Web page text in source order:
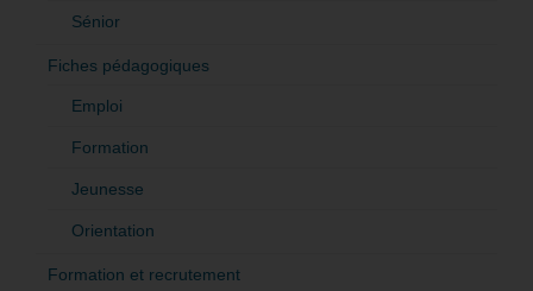
Sénior
Fiches pédagogiques
Emploi
Formation
Jeunesse
Orientation
Formation et recrutement